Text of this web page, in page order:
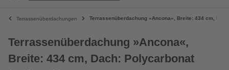
Terrassenüberdachungen Terrassenüberdachung »Ancona«, Breite: 434 cm,
Terrassenüberdachung »Ancona«,
Breite: 434 cm, Dach: Polycarbonat